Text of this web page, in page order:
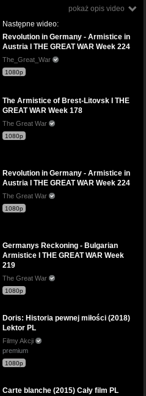
pokaż opis video
Następne wideo:
Revolution in Germany - Armistice in
Austria I THE GREAT WAR Week 224
The_Great_War
1080p
The Armistice of Brest-Litovsk I THE
GREAT WAR Week 178
The Great War
1080p
Revolution in Germany - Armistice in
Austria I THE GREAT WAR Week 224
The Great War
1080p
Germanys Reckoning - Bulgarian
Armistice I THE GREAT WAR Week
219
The Great War
1080p
Doris: Historia pewnej miłości (2018)
Lektor PL
Filmy Akcji
premium
1080p
Carte blanche (2015) Cały film PL